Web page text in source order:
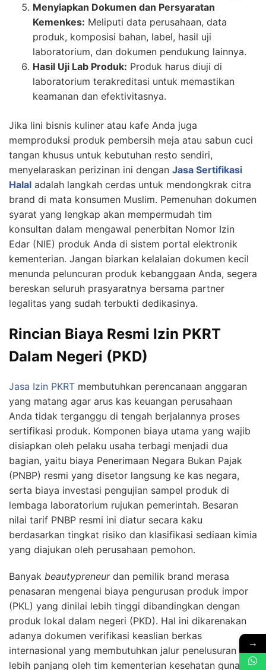
Menyiapkan Dokumen dan Persyaratan
Kemenkes: Meliputi data perusahaan, data
produk, komposisi bahan, label, hasil uji
laboratorium, dan dokumen pendukung lainnya.
Hasil Uji Lab Produk: Produk harus diuji di
laboratorium terakreditasi untuk memastikan
keamanan dan efektivitasnya.
Jika lini bisnis kuliner atau kafe Anda juga
memproduksi produk pembersih meja atau sabun cuci
tangan khusus untuk kebutuhan resto sendiri,
menyelaraskan perizinan ini dengan Jasa Sertifikasi
Halal adalah langkah cerdas untuk mendongkrak citra
brand di mata konsumen Muslim. Pemenuhan dokumen
syarat yang lengkap akan mempermudah tim
konsultan dalam mengawal penerbitan Nomor Izin
Edar (NIE) produk Anda di sistem portal elektronik
kementerian. Jangan biarkan kelalaian dokumen kecil
menunda peluncuran produk kebanggaan Anda, segera
bereskan seluruh prasyaratnya bersama partner
legalitas yang sudah terbukti dedikasinya.
Rincian Biaya Resmi Izin PKRT
Dalam Negeri (PKD)
Jasa Izin PKRT membutuhkan perencanaan anggaran
yang matang agar arus kas keuangan perusahaan
Anda tidak terganggu di tengah berjalannya proses
sertifikasi produk. Komponen biaya utama yang wajib
disiapkan oleh pelaku usaha terbagi menjadi dua
bagian, yaitu biaya Penerimaan Negara Bukan Pajak
(PNBP) resmi yang disetor langsung ke kas negara,
serta biaya investasi pengujian sampel produk di
lembaga laboratorium rujukan pemerintah. Besaran
nilai tarif PNBP resmi ini diatur secara kaku
berdasarkan tingkat risiko dan klasifikasi sediaan kimia
yang diajukan oleh perusahaan pemohon.
Banyak beautypreneurdan pemilik brand merasa
penasaran mengenai biaya pengurusan produk impor
(PKL) yang dinilai lebih tinggi dibandingkan dengan
produk lokal dalam negeri (PKD). Hal ini dikarenakan
adanya dokumen verifikasi keaslian berkas
internasional yang membutuhkan jalur penelusuran
lebih panjang oleh tim kementerian kesehatan guna
→